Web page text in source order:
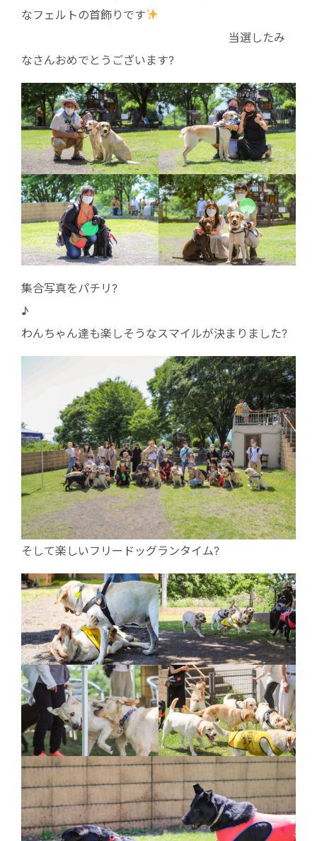
なフェルトの首飾りです
当選したみ
なさんおめでとうございます?
集合写真をパチリ?
わんちゃん達も楽しそうなスマイルが決まりました?
そして楽しいフリードッグランタイム?